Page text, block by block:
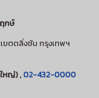
กษ์
ขตตลิ่งชัน กรุงเทพฯ
หญ่) ,02-432-0000